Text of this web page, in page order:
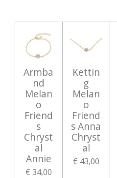
Armba
nd
Melan
o
Friend
s
Chryst
al
Annie
€ 34,00
Kettin
g
Melan
o
Friend
s Anna
Chryst
al
€ 43,00